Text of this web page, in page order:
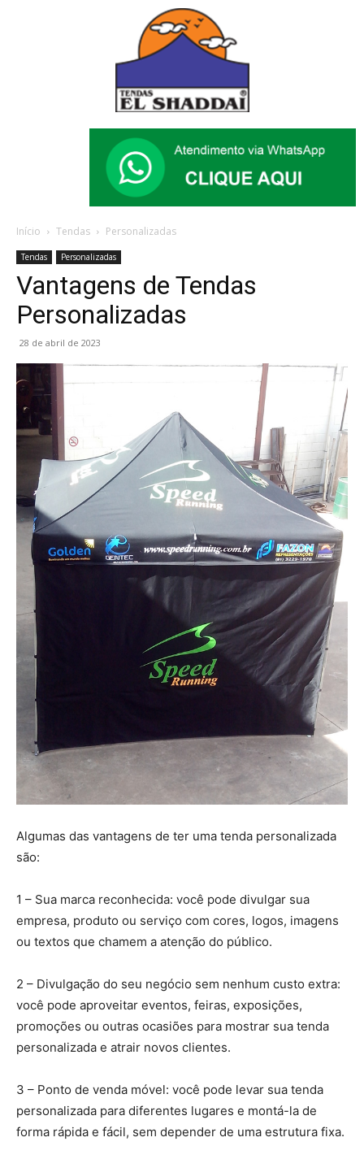
Início Tendas Personalizadas
Tendas Personalizadas
Vantagens de Tendas
Personalizadas
28 de abril de 2023
Algumas das vantagens de ter uma tenda personalizada
são:
1 – Sua marca reconhecida: você pode divulgar sua
empresa, produto ou serviço com cores, logos, imagens
ou textos que chamem a atenção do público.
2 – Divulgação do seu negócio sem nenhum custo extra:
você pode aproveitar eventos, feiras, exposições,
promoções ou outras ocasiões para mostrar sua tenda
personalizada e atrair novos clientes.
3 – Ponto de venda móvel: você pode levar sua tenda
personalizada para diferentes lugares e montá-la de
forma rápida e fácil, sem depender de uma estrutura fixa.